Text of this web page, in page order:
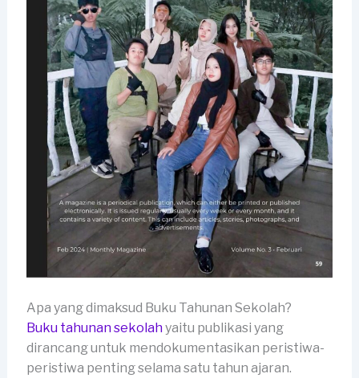
Apa yang dimaksud Buku Tahunan Sekolah?
Buku tahunan sekolahyaitu publikasi yang
dirancang untuk mendokumentasikan peristiwa-
peristiwa penting selama satu tahun ajaran.